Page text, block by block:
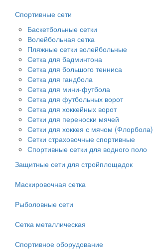
Спортивные сети
Баскетбольные сетки
Волейбольная сетка
Пляжные сетки волейбольные
Сетка для бадминтона
Сетка для большого тенниса
Сетка для гандбола
Сетка для мини-футбола
Сетка для футбольных ворот
Сетка для хоккейных ворот
Сетки для переноски мячей
Сетки для хоккея с мячом (Флорбола)
Сетки страховочные спортивные
Спортивные сетки для водного поло
Защитные сети для стройплощадок
Маскировочная сетка
Рыболовные сети
Сетка металлическая
Спортивное оборудование